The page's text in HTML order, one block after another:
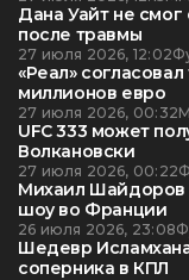
Дана Уайт не смог
после травмы
27 июля 2026, 12:02
«Реал»
миллионов евро
27 июля 2026, 00:32
UFC 333 может
Волкановски
27 июля 2026, 00:22
Михаил Шайдоров
шоу во Франции
26 июля 2026, 23:08
Шедевр
соперника в КПЛ